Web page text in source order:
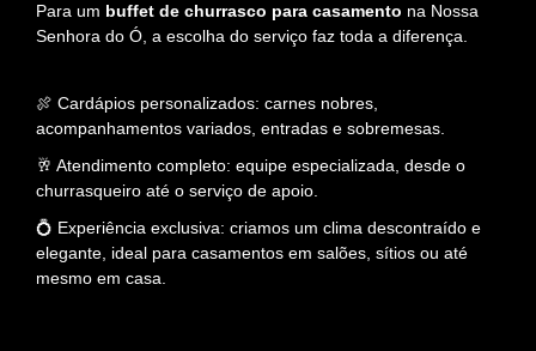
Para um buffet de churrasco para casamento na Nossa
Senhora do Ó, a escolha do serviço faz toda a diferença.
🍖 Cardápios personalizados: carnes nobres,
acompanhamentos variados, entradas e sobremesas.
🥂 Atendimento completo: equipe especializada, desde o
churrasqueiro até o serviço de apoio.
💍 Experiência exclusiva: criamos um clima descontraído e
elegante, ideal para casamentos em salões, sítios ou até
mesmo em casa.